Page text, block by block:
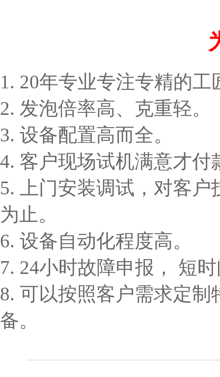
1. 20年专业专注专精的工
2. 发泡倍率高、克重轻。
3. 设备配置高而全。
4. 客户现场试机满意才付
5. 上门安装调试，对客
为止。
6. 设备自动化程度高。
7. 24小时故障申报， 短
8. 可以按照客户需求定制
备。